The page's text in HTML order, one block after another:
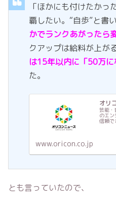
「ほかにも付けたかっ
覇したい。“自歩”と書
かでランクあがったら
クアップは給料が上が
は15年以内に「50万に
た。
オリ
芸能・
のエ
信頼で
www.oricon.co.jp
とも言っていたので、